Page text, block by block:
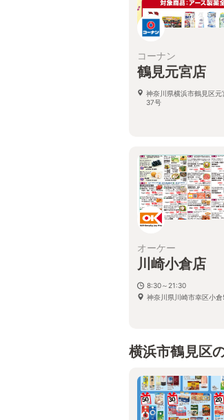
コーナン
鶴見元宮店
神奈川県横浜市鶴見区元
37号
オーケー
川崎小倉店
8:30～21:30
神奈川県川崎市幸区小
横浜市鶴見区